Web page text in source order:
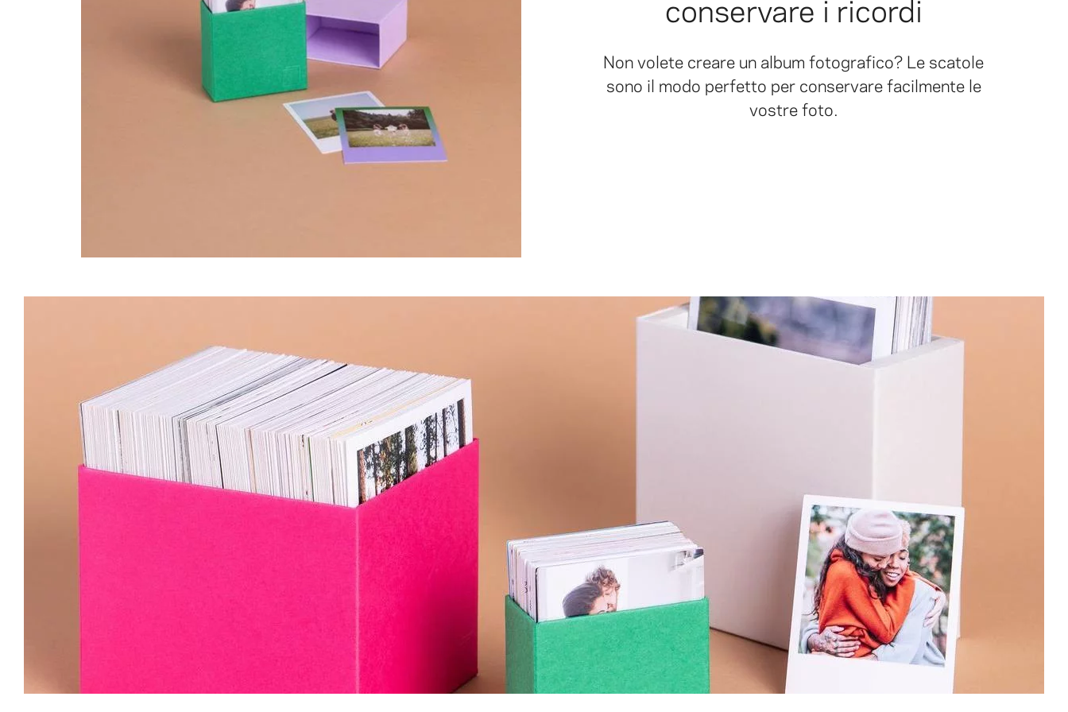
Non volete creare un album fotografico? Le scatole
sono il modo perfetto per conservare facilmente le
vostre foto.